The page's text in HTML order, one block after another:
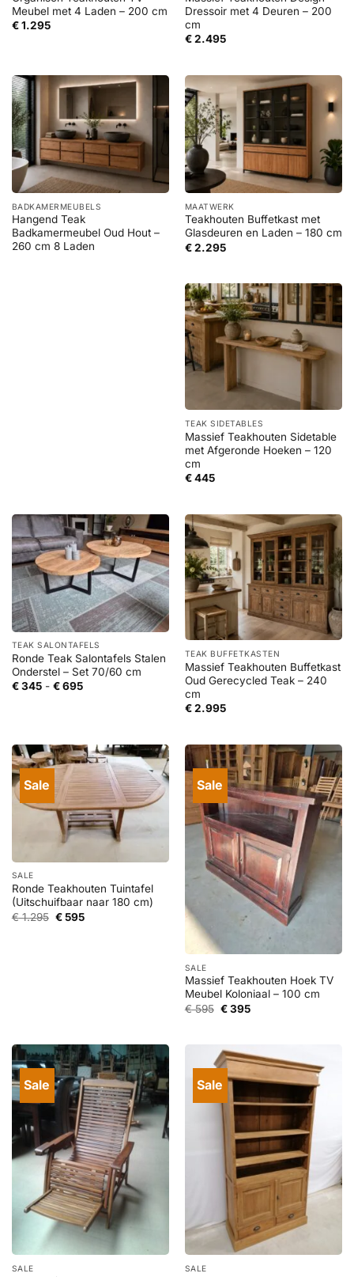
Meubel met 4 Laden – 200 cm
€1.295
Dressoir met 4 Deuren – 200
cm
€2.495
BADKAMERMEUBELS
Hangend Teak
Badkamermeubel Oud Hout –
260 cm 8 Laden
MAATWERK
Teakhouten Buffetkast met
Glasdeuren en Laden – 180 cm
€2.295
TEAK SIDETABLES
Massief Teakhouten Sidetable
met Afgeronde Hoeken – 120
cm
€445
TEAK SALONTAFELS
Ronde Teak Salontafels Stalen
Onderstel – Set 70/60 cm
€345 - €695Prijsklasse:
TEAK BUFFETKASTEN
Massief Teakhouten Buffetkast
Oud Gerecycled Teak – 240
cm
€2.995
Sale
SALE
Ronde Teakhouten Tuintafel
(Uitschuifbaar naar 180 cm)
€1.295 Oorspronkelijke
prijs
€595Huidige
Sale
SALE
Massief Teakhouten Hoek TV
Meubel Koloniaal – 100 cm
€595 Oorspronkelijke
€395Huidige
Sale
SALE
Sale
SALE